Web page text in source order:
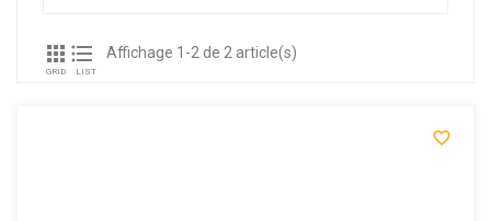

GRID

LIST
Affichage 1-2 de 2 article(s)
